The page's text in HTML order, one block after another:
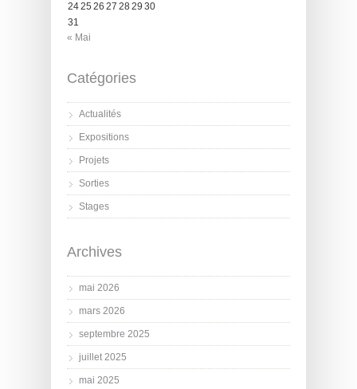
2425 26 27 2829 30
31
« Mai
Catégories
Actualités
Expositions
Projets
Sorties
Stages
Archives
mai 2026
mars 2026
septembre 2025
juillet 2025
mai 2025